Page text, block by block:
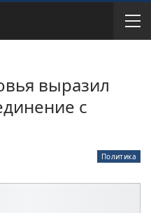
выразил
с
Политика